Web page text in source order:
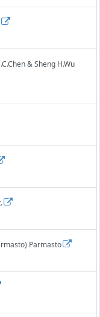
& Sheng H.Wu
Parmasto